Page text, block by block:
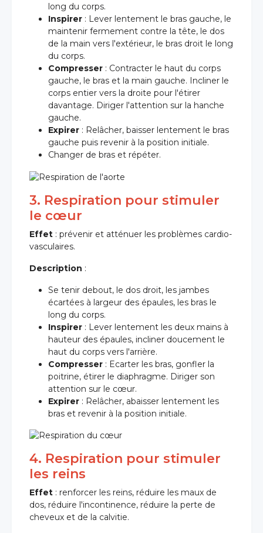
long du corps.
Inspirer : Lever lentement le bras gauche, le
maintenir fermement contre la tête, le dos
de la main vers l'extérieur, le bras droit le long
du corps.
Compresser : Contracter le haut du corps
gauche, le bras et la main gauche. Incliner le
corps entier vers la droite pour l'étirer
davantage. Diriger l'attention sur la hanche
gauche.
Expirer : Relâcher, baisser lentement le bras
gauche puis revenir à la position initiale.
Changer de bras et répéter.
3. Respiration pour stimuler
le cœur
Effet : prévenir et atténuer les problèmes cardio-
vasculaires.
Description :
Se tenir debout, le dos droit, les jambes
écartées à largeur des épaules, les bras le
long du corps.
Inspirer : Lever lentement les deux mains à
hauteur des épaules, incliner doucement le
haut du corps vers l'arrière.
Compresser : Ecarter les bras, gonfler la
poitrine, étirer le diaphragme. Diriger son
attention sur le cœur.
Expirer : Relâcher, abaisser lentement les
bras et revenir à la position initiale.
4. Respiration pour stimuler
les reins
Effet : renforcer les reins, réduire les maux de
dos, réduire l'incontinence, réduire la perte de
cheveux et de la calvitie.